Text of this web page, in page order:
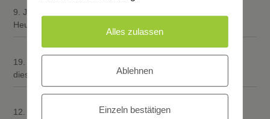
9. Juni 2019
Heute präsentieren wir Ihnen den Fortschritt der 3
Holzarbeiten
19. Mai 2019
diese Woche ist viel passiert in „Sachen
12. Mai 2019
Alles zulassen
Ablehnen
Einzeln bestätigen